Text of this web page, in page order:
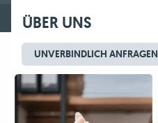
ÜBER UNS
UNVERBINDLICH ANFRAGEN